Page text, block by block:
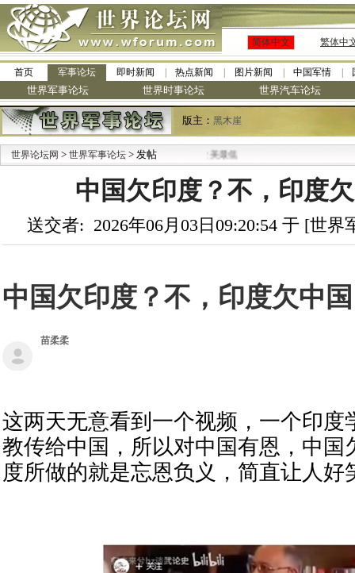
简体中文 繁体中
首页 军事论坛 即时新闻 热点新闻 图片新闻 中国军情
世界军事论坛 世界时事论坛 世界汽车论坛
版主： 黑木崖
世界论坛网 > 世界军事论坛 > 发帖
中国欠印度？不，印度
送交者: 2026年06月03日09:20:54 于 [世
中国欠印度？不，印度欠中
苗柔柔
这两天无意看到一个视频，一个印度
教传给中国，所以对中国有恩，中国
度所做的就是忘恩负义，简直让人好